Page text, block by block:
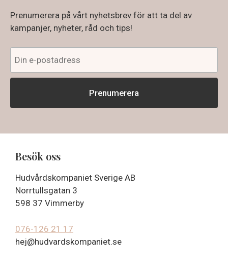
Prenumerera på vårt nyhetsbrev för att ta del av
kampanjer, nyheter, råd och tips!
Besök oss
Hudvårdskompaniet Sverige AB
Norrtullsgatan 3
598 37 Vimmerby
076-126 21 17
hej@hudvardskompaniet.se